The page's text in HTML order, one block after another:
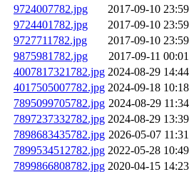
9724007782.jpg
2017-09-10 23:59
9724401782.jpg
2017-09-10 23:59
9727711782.jpg
2017-09-10 23:59
9875981782.jpg
2017-09-11 00:01
4007817321782.jpg 2024-08-29 14:44
4017505007782.jpg 2024-09-18 10:18
7895099705782.jpg 2024-08-29 11:34
7897237332782.jpg 2024-08-29 13:39
7898683435782.jpg 2026-05-07 11:31
7899534512782.jpg 2022-05-28 10:49
7899866808782.jpg 2020-04-15 14:23